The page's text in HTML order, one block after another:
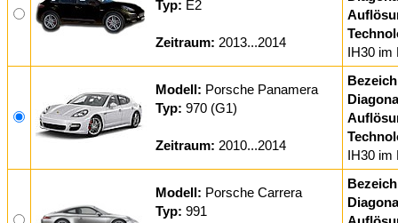
Typ: E2
Zeitraum: 2013...2014
IH30 im
Modell: Porsche Panamera
Typ: 970 (G1)
Zeitraum: 2010...2014
IH30 im
Modell: Porsche Carrera
Typ: 991